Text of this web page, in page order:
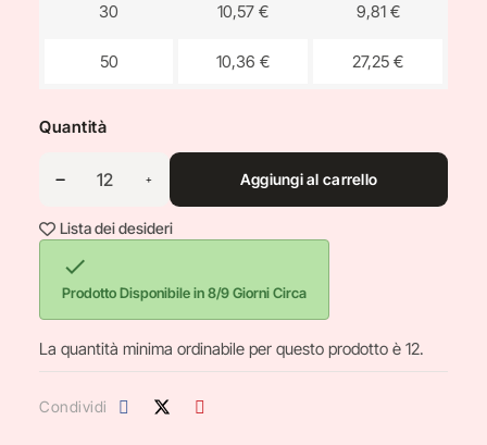
30 10,57 € 9,81 €
50 10,36 € 27,25 €
Quantità
Aggiungi al carrello
Lista dei desideri

Prodotto Disponibile in 8/9 Giorni Circa
La quantità minima ordinabile per questo prodotto è 12.
Condividi